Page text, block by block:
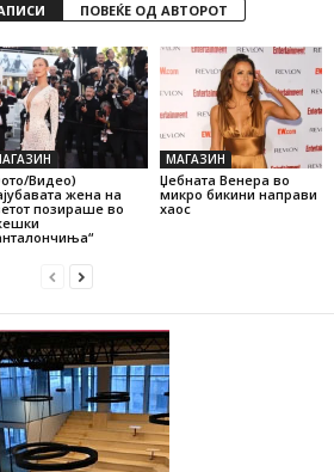
ПОВЕЌЕ ОД АВТОРОТ
Видео)
жена на
позираше во
МАГАЗИН
Џебната Венера во
микро бикини направи
хаос